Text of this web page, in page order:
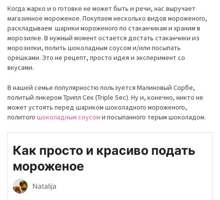
Когда жарко и о готовке не может быть и речи, нас выручает
магазинное мороженое. Покупаем несколько видов мороженого,
раскладываем шарики мороженого по стаканчикам и храним в
морозилке. В нужный момент остается достать стаканчики из
морозилки, полить шоколадным соусом и/или посыпать
орешками. Это не рецепт, просто идея и эксперимент со
вкусами.
В нашей семье популярностю пользуется Малиновый Сорбе,
политый ликером Трипл Сек (Triple Sec). Ну и, конечно, никто не
может устоять перед шариком шоколадного мороженого,
политого шоколадным соусом и посыпанного терым шоколадом.
Как просто и красиво подать
мороженое
Natalija